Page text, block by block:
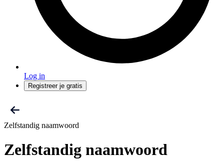
Log in
Registreer je gratis
Zelfstandig naamwoord
Zelfstandig naamwoord